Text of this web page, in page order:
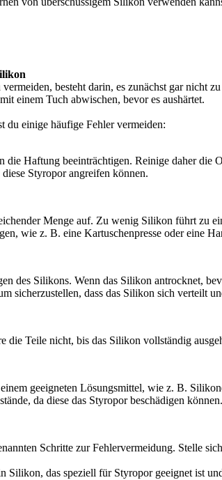
besteht darin, es zunächst gar nicht
einem Tuch abwischen, bevor es aushärtet.
du einige häufige Fehler vermeiden:
die Haftung beeinträchtigen. Reinige daher
Styropor angreifen können.
Menge auf. Zu wenig Silikon führt zu
wie z. B. eine Kartuschenpresse oder eine
des Silikons. Wenn das Silikon antrocknet,
sicherzustellen, dass das Silikon sich verteilt
die Teile nicht, bis das Silikon vollständig
geeigneten Lösungsmittel, wie z. B.
da diese das Styropor beschädigen können.
Schritte zur Fehlervermeidung. Stelle
Silikon, das speziell für Styropor geeignet ist